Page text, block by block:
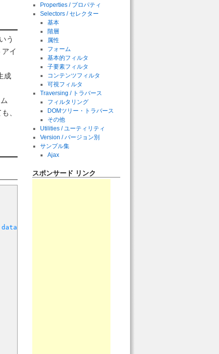
う
イ
成
、
data
Properties / プロパティ
Selectors / セレクター
基本
階層
属性
フォーム
基本的フィルタ
子要素フィルタ
コンテンツフィルタ
可視フィルタ
Traversing / トラバース
フィルタリング
DOMツリー・トラバース
その他
Utilities / ユーティリティ
Version / バージョン別
サンプル集
Ajax
スポンサード リンク